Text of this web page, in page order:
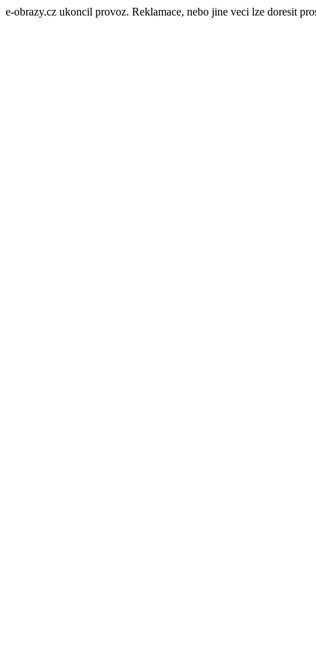
e-obrazy.cz ukoncil provoz. Reklamace, nebo jine veci lze doresit